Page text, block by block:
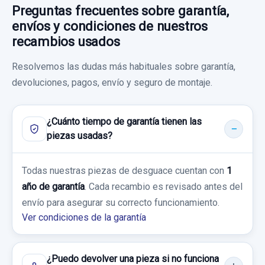
Ref:892321
60,00 €
MANDO ELEVALUNAS TRASERO DERECHO
8481076010
MANDO ELEVALUNAS TRASERO
DERECHO... usado.
Garantía 1 año
Ref:892363 OEM:8481076010
20,00 €
Sin IVA, gastos de envío no incluidos.
GUARNECIDO PUERTA TRASERA IZQUIERDA
67726X1B05
GUARNECIDO PUERTA TRASERA
IZQUIERDA... usado.
Garantía 1 año
Ref:892352 OEM:67726X1B05
29,74 €
Sin IVA, gastos de envío no incluidos.
AMORTIGUADOR TRASERO IZQUIERDO
4853076070
usado.
LEXUS CT 200H
Garantía 1 año
Preguntas frecuentes sobre garantía,
envíos y condiciones de nuestros
recambios usados
Resolvemos las dudas más habituales sobre garantía,
devoluciones, pagos, envío y seguro de montaje.
¿Cuánto tiempo de garantía tienen las
piezas usadas?
Todas nuestras piezas de desguace cuentan con 1
año de garantía . Cada recambio es revisado antes del
envío para asegurar su correcto funcionamiento.
Ver condiciones de la garantía
¿Puedo devolver una pieza si no funciona